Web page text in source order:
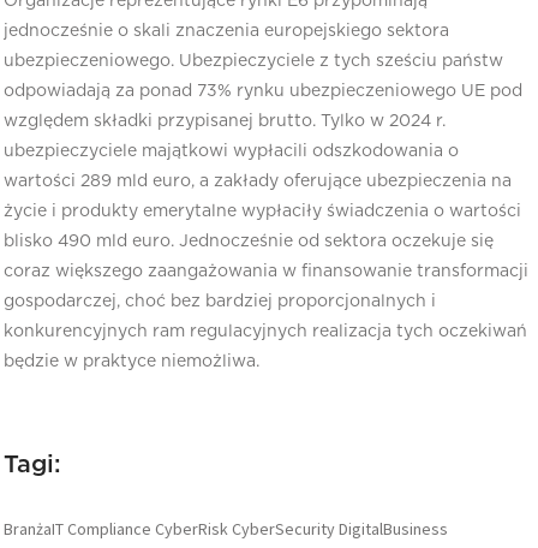
jednocześnie o skali znaczenia europejskiego sektora
ubezpieczeniowego. Ubezpieczyciele z tych sześciu państw
odpowiadają za ponad 73% rynku ubezpieczeniowego UE pod
względem składki przypisanej brutto. Tylko w 2024 r.
ubezpieczyciele majątkowi wypłacili odszkodowania o
wartości 289 mld euro, a zakłady oferujące ubezpieczenia na
życie i produkty emerytalne wypłaciły świadczenia o wartości
blisko 490 mld euro. Jednocześnie od sektora oczekuje się
coraz większego zaangażowania w finansowanie transformacji
gospodarczej, choć bez bardziej proporcjonalnych i
konkurencyjnych ram regulacyjnych realizacja tych oczekiwań
będzie w praktyce niemożliwa.
Tagi:
BranżaIT Compliance CyberRisk CyberSecurityDigitalBusiness